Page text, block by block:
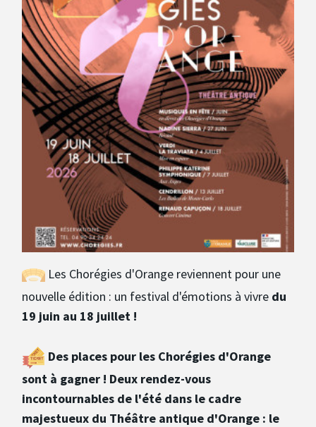
connexion
Les Chorégies d'Orange reviennent pour une
nouvelle édition : un festival d'émotions à vivre du
19 juin au 18 juillet !
Des places pour les Chorégies d'Orange
sont à gagner ! Deux rendez-vous
incontournables de l'été dans le cadre
majestueux du Théâtre antique d'Orange : le